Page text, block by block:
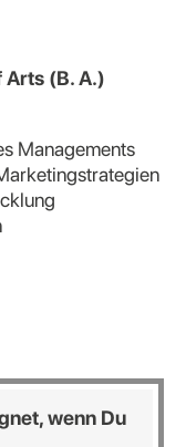
(B. A.)
Managements
wenn Du